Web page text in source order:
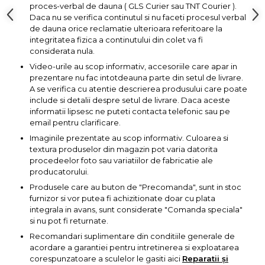
Elastice
esapament
Scule de Mana
Surubelnite
Scule Tamplarie
Gaurit si Slefuit
Truse Scule
Baroase
Set Biti
Adaptoare Pentru Biti
proces-verbal de dauna ( GLS Curier sau TNT Courier ).
Daca nu se verifica continutul si nu faceti procesul verbal
de dauna orice reclamatie ulterioara referitoare la
integritatea fizica a continutului din colet va fi
considerata nula.
Video-urile au scop informativ, accesoriile care apar in
prezentare nu fac intotdeauna parte din setul de livrare.
A se verifica cu atentie descrierea produsului care poate
include si detalii despre setul de livrare. Daca aceste
informatii lipsesc ne puteti contacta telefonic sau pe
email pentru clarificare.
Imaginile prezentate au scop informativ. Culoarea si
textura produselor din magazin pot varia datorita
procedeelor foto sau variatiilor de fabricatie ale
producatorului.
Produsele care au buton de "Precomanda", sunt in stoc
furnizor si vor putea fi achizitionate doar cu plata
integrala in avans, sunt considerate "Comanda speciala"
si nu pot fi returnate.
Recomandari suplimentare din conditiile generale de
acordare a garantiei pentru intretinerea si exploatarea
corespunzatoare a sculelor le gasiti aici Reparatii și